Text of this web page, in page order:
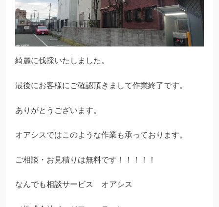
綺麗に伐採いたしました。
最後にお客様にご確認頂きまして作業終了です。
ありがとうございます。
オアシスではこのような作業も承っております。
ご相談・お見積りは無料です！！！！！
なんでも相談サービス オアシス